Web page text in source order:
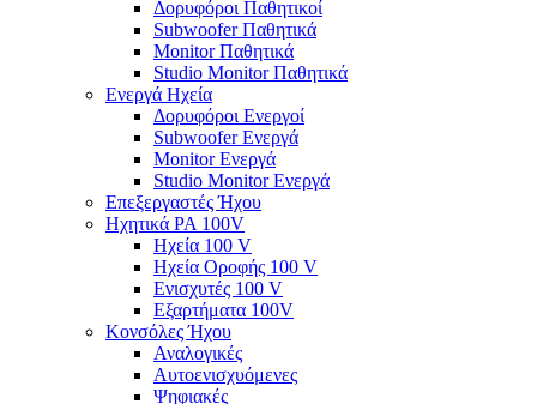
Δορυφόροι Παθητικοί
Subwoofer Παθητικά
Monitor Παθητικά
Studio Monitor Παθητικά
Ενεργά Ηχεία
Δορυφόροι Ενεργοί
Subwoofer Ενεργά
Monitor Ενεργά
Studio Monitor Ενεργά
Επεξεργαστές Ήχου
Ηχητικά PA 100V
Ηχεία 100 V
Ηχεία Οροφής 100 V
Ενισχυτές 100 V
Εξαρτήματα 100V
Κονσόλες Ήχου
Αναλογικές
Αυτοενισχυόμενες
Ψηφιακές